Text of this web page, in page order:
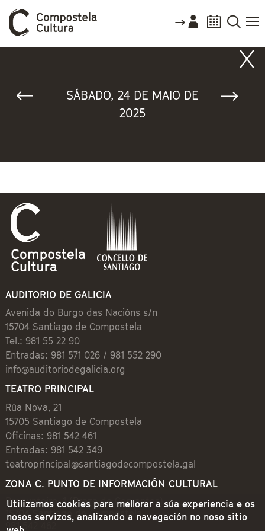
SÁBADO, 24 DE MAIO DE
2025
AUDITORIO DE GALICIA
Avenida do Burgo das Nacións s/n
15704 Santiago de Compostela
Tel.: 981 55 22 90
Entradas: 981 571 026 / 981 552 290
info@auditoriodegalicia.org
TEATRO PRINCIPAL
Rúa Nova, 21
15705 Santiago de Compostela
Oficinas: 981 542 461
Entradas: 981 542 349
teatroprincipal@santiagodecompostela.gal
ZONA C. PUNTO DE INFORMACIÓN CULTURAL
Preguntoiro, 1 (Praza de Cervantes)
15704 Santiago de Compostela
981 542 462
Utilizamos cookies para mellorar a súa experiencia e os
nosos servizos, analizando a navegación no noso sitio